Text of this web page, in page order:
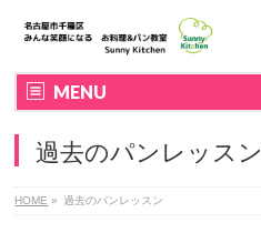
MENU
過去のパンレッスン
HOME » 過去のパンレッスン